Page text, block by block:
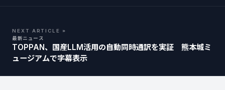
NEXT ARTICLE »
最新ニュース
TOPPAN、国産LLM活用の自動同時通訳を実証 熊本城ミ
ュージアムで字幕表示